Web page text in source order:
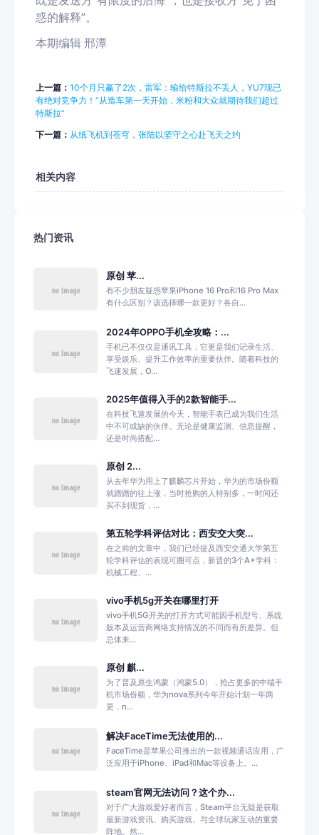
惑的解释”。
本期编辑 邢潭
上一篇： 10个月只赢了2次，雷军：输给特斯拉不丢人，YU7现已
有绝对竞争力！“从造车第一天开始，米粉和大众就期待我们超过
特斯拉”
下一篇： 从纸飞机到苍穹，张陆以坚守之心赴飞天之约
相关内容
热门资讯
原创 苹...
有不少朋友疑惑苹果iPhone 16 Pro和16 Pro Max
有什么区别？该选择哪一款更好？各自...
2024年OPPO手机全攻略：...
手机已不仅仅是通讯工具，它更是我们记录生活、
享受娱乐、提升工作效率的重要伙伴。随着科技的
飞速发展，O...
2025年值得入手的2款智能手...
在科技飞速发展的今天，智能手表已成为我们生活
中不可或缺的伙伴。无论是健康监测、信息提醒，
还是时尚搭配...
原创 2...
从去年华为用上了麒麟芯片开始，华为的市场份额
就蹭蹭的往上涨，当时抢购的人特别多，一时间还
买不到现货，...
第五轮学科评估对比：西安交大突...
在之前的文章中，我们已经提及西安交通大学第五
轮学科评估的表现可圈可点，新晋的3个A+学科：
机械工程、...
vivo手机5g开关在哪里打开
vivo手机5G开关的打开方式可能因手机型号、系统
版本及运营商网络支持情况的不同而有所差异。但
总体来...
原创 麒...
为了普及原生鸿蒙（鸿蒙5.0），抢占更多的中端手
机市场份额，华为nova系列今年开始计划一年两
更，n...
解决FaceTime无法使用的...
FaceTime是苹果公司推出的一款视频通话应用，广
泛应用于iPhone、iPad和Mac等设备上。...
steam官网无法访问？这个办...
对于广大游戏爱好者而言，Steam平台无疑是获取
最新游戏资讯、购买游戏、与全球玩家互动的重要
阵地。然...